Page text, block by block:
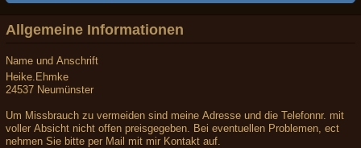
Allgemeine Informationen
Name und Anschrift
Heike.Ehmke
24537 Neumünster
Um Missbrauch zu vermeiden sind meine Adresse und die Telefonnr. mit
voller Absicht nicht offen preisgegeben. Bei eventuellen Problemen, ect
nehmen Sie bitte per Mail mit mir Kontakt auf.